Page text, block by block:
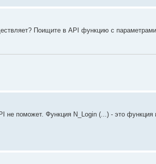
Поищите в API функцию с
не поможет. Функция N_Login (...) - это